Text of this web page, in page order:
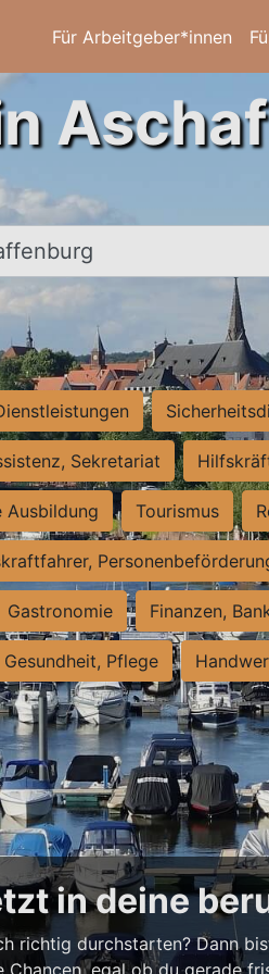
Für Arbeitgeber*innen
Sekretariat
Ausbildung Tourismus
Gastronomie Finanzen,
Pflege
in deine
richtig durchstarten? Dann